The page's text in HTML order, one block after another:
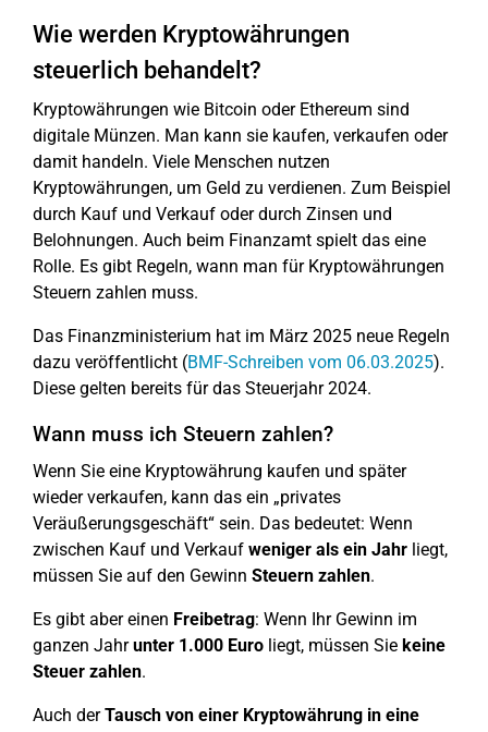
Wie werden Kryptowährungen
steuerlich behandelt?
Kryptowährungen wie Bitcoin oder Ethereum sind
digitale Münzen. Man kann sie kaufen, verkaufen oder
damit handeln. Viele Menschen nutzen
Kryptowährungen, um Geld zu verdienen. Zum Beispiel
durch Kauf und Verkauf oder durch Zinsen und
Belohnungen. Auch beim Finanzamt spielt das eine
Rolle. Es gibt Regeln, wann man für Kryptowährungen
Steuern zahlen muss.
Das Finanzministerium hat im März 2025 neue Regeln
dazu veröffentlicht (BMF-Schreiben vom 06.03.2025).
Diese gelten bereits für das Steuerjahr 2024.
Wann muss ich Steuern zahlen?
Wenn Sie eine Kryptowährung kaufen und später
wieder verkaufen, kann das ein „privates
Veräußerungsgeschäft“ sein. Das bedeutet: Wenn
zwischen Kauf und Verkauf weniger als ein Jahr liegt,
müssen Sie auf den Gewinn Steuern zahlen.
Es gibt aber einen Freibetrag: Wenn Ihr Gewinn im
ganzen Jahrunter 1.000 Euro liegt, müssen Sie keine
Steuer zahlen.
Auch derTausch von einer Kryptowährung in eine